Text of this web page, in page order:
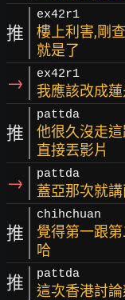
推
ex42r1
樓上利害,剛
就是了
→ ex42r1
我應該改成
推
pattda
他很久沒走
直接丟影片
→ pattda
蓋亞那次就
推
chihchuan
覺得第一跟
哈
推 pattda
這次香港討